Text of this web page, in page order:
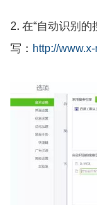
2. 在“自动识别
写： http://